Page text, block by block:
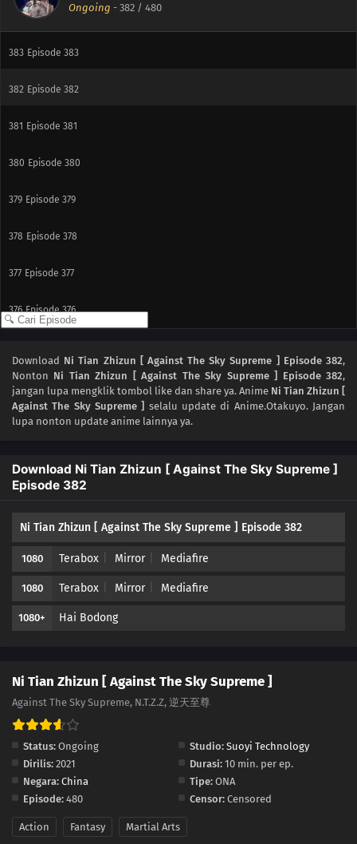
Ongoing - 382 / 480
384 Episode 384
383 Episode 383
382 Episode 382
381 Episode 381
380 Episode 380
379 Episode 379
378 Episode 378
377 Episode 377
376 Episode 376
374 Episode 374
373 Episode 373
371 Episode 371
370 Episode 370
368 Episode 368
366 Episode 366
364 Episode 364
363 Episode 363
362 Episode 362
Download Ni Tian Zhizun [ Against The Sky Supreme ] Episode 382,
Nonton Ni Tian Zhizun [ Against The Sky Supreme ] Episode 382,
jangan lupa mengklik tombol like dan share ya. Anime Ni Tian Zhizun [
Against The Sky Supreme ] selalu update di Anime.Otakuyo. Jangan
lupa nonton update anime lainnya ya.
Download Ni Tian Zhizun [ Against The Sky Supreme ]
Episode 382
Ni Tian Zhizun [ Against The Sky Supreme ] Episode 382
1080 Terabox Mirror Mediafire
1080 Terabox Mirror Mediafire
1080+ Hai Bodong
Ni Tian Zhizun [ Against The Sky Supreme ]
Against The Sky Supreme, N.T.Z.Z, 逆天至尊
Status: Ongoing Studio: Suoyi Technology
Dirilis: 2021 Durasi: 10 min. per ep.
Negara: China Tipe: ONA
Episode: 480 Censor: Censored
Action Fantasy Martial Arts